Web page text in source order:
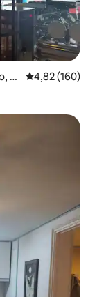
Y
Évaluation
4,82 (160)